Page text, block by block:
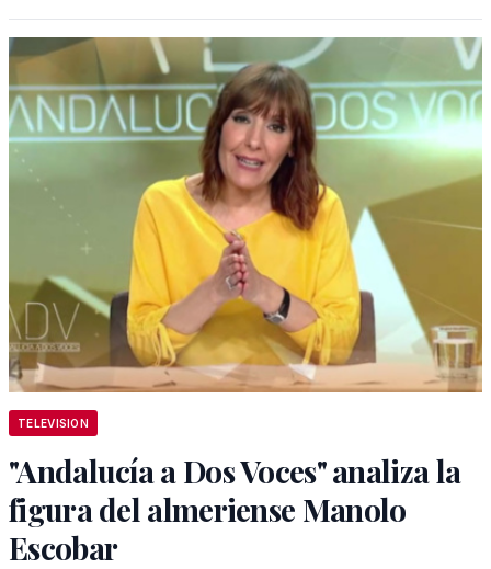
TELEVISION
"Andalucía a Dos Voces" analiza la
figura del almeriense Manolo
Escobar